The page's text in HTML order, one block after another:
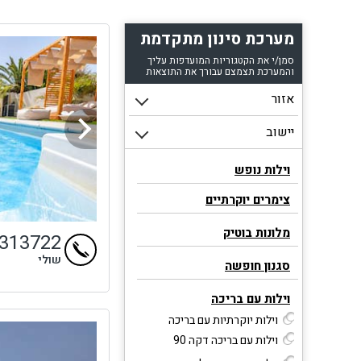
מערכת סינון מתקדמת
סמן/י את הקטגוריות המועדפות עליך
והמערכת תצמצם עבורך את התוצאות
וילות נופש
צימרים יוקרתיים
מלונות בוטיק
סגנון חופשה
וילות עם בריכה
וילות יוקרתיות עם בריכה
וילות עם בריכה דקה 90
שולי